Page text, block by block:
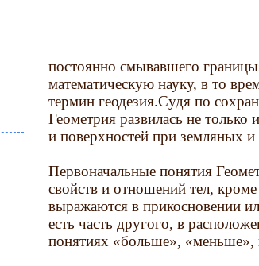
постоянно смывавшего
математическую науку, в то
термин геодезия.Судя по
Геометрия развилась не
и поверхностей при земляных
Первоначальные понятия
свойств и отношений тел,
выражаются в прикосновении
есть часть другого, в
понятиях «больше», «меньше»,